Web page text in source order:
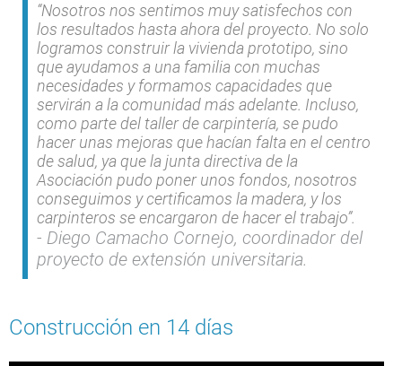
“Nosotros nos sentimos muy satisfechos con
los resultados hasta ahora del proyecto. No solo
logramos construir la vivienda prototipo, sino
que ayudamos a una familia con muchas
necesidades y formamos capacidades que
servirán a la comunidad más adelante. Incluso,
como parte del taller de carpintería, se pudo
hacer unas mejoras que hacían falta en el centro
de salud, ya que la junta directiva de la
Asociación pudo poner unos fondos, nosotros
conseguimos y certificamos la madera, y los
carpinteros se encargaron de hacer el trabajo”.
Diego Camacho Cornejo, coordinador del
proyecto de extensión universitaria.
Construcción en 14 días